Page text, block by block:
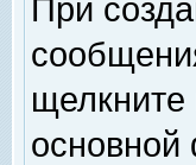
При
щелкните
основной